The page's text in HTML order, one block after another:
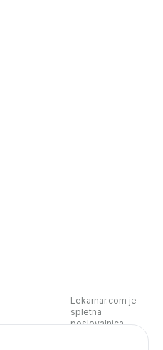
Lekarnar.com je
spletna
poslovalnica